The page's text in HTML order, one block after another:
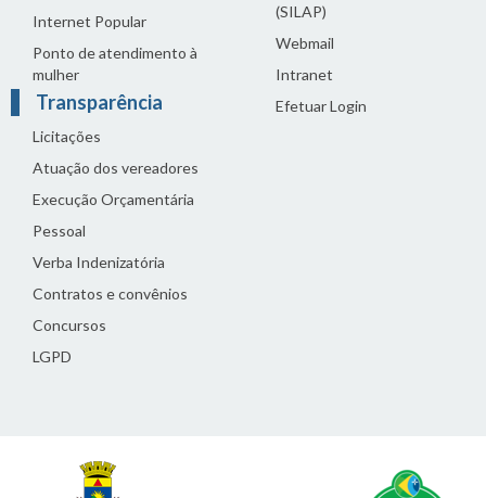
Internet Popular
Ponto de atendimento à
mulher
Transparência
Licitações
Atuação dos vereadores
Execução Orçamentária
Pessoal
Verba Indenizatória
Contratos e convênios
Concursos
LGPD
(SILAP)
Webmail
Intranet
Efetuar Login